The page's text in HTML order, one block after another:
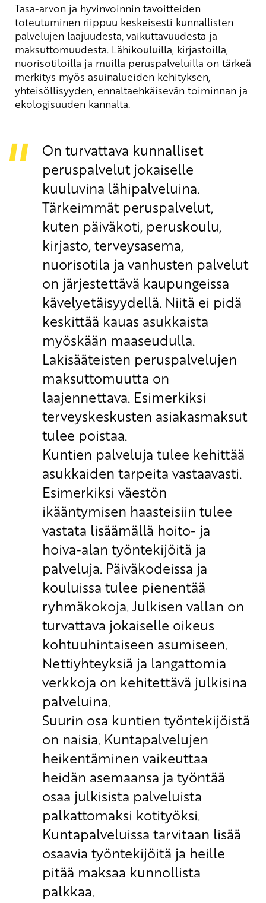
Tasa-arvon ja hyvinvoinnin tavoitteiden
toteutuminen riippuu keskeisesti kunnallisten
palvelujen laajuudesta, vaikuttavuudesta ja
maksuttomuudesta. Lähikouluilla, kirjastoilla,
nuorisotiloilla ja muilla peruspalveluilla on tärkeä
merkitys myös asuinalueiden kehityksen,
yhteisöllisyyden, ennaltaehkäisevän toiminnan ja
ekologisuuden kannalta.
On turvattava kunnalliset
peruspalvelut jokaiselle
kuuluvina lähipalveluina.
Tärkeimmät peruspalvelut,
kuten päiväkoti, peruskoulu,
kirjasto, terveysasema,
nuorisotila ja vanhusten palvelut
on järjestettävä kaupungeissa
kävelyetäisyydellä. Niitä ei pidä
keskittää kauas asukkaista
myöskään maaseudulla.
Lakisääteisten peruspalvelujen
maksuttomuutta on
laajennettava. Esimerkiksi
terveyskeskusten asiakasmaksut
tulee poistaa.
Kuntien palveluja tulee kehittää
asukkaiden tarpeita vastaavasti.
Esimerkiksi väestön
ikääntymisen haasteisiin tulee
vastata lisäämällä hoito- ja
hoiva-alan työntekijöitä ja
palveluja. Päiväkodeissa ja
kouluissa tulee pienentää
ryhmäkokoja. Julkisen vallan on
turvattava jokaiselle oikeus
kohtuuhintaiseen asumiseen.
Nettiyhteyksiä ja langattomia
verkkoja on kehitettävä julkisina
palveluina.
Suurin osa kuntien työntekijöistä
on naisia. Kuntapalvelujen
heikentäminen vaikeuttaa
heidän asemaansa ja työntää
osaa julkisista palveluista
palkattomaksi kotityöksi.
Kuntapalveluissa tarvitaan lisää
osaavia työntekijöitä ja heille
pitää maksaa kunnollista
palkkaa.